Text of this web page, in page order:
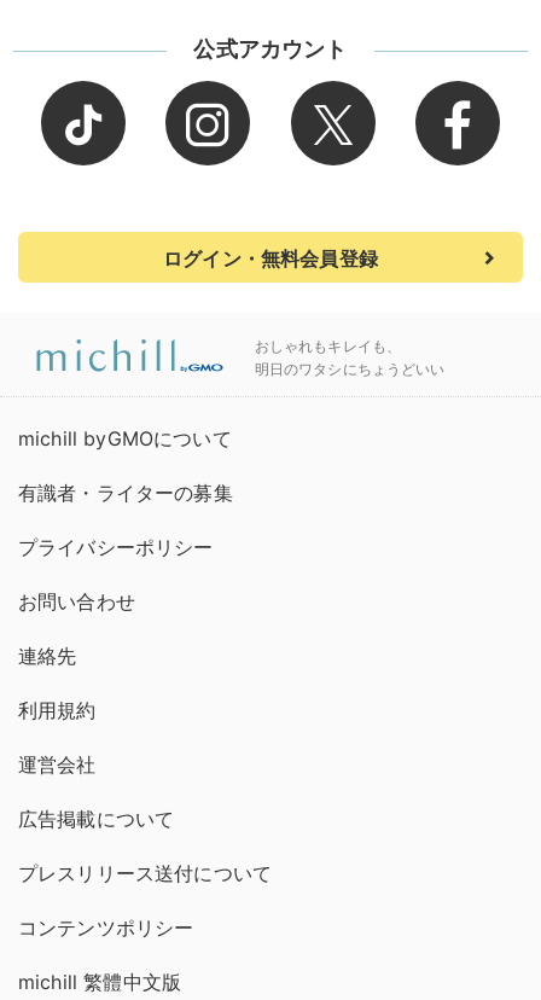
公式アカウント
ログイン・無料会員登録
おしゃれもキレイも、
明日のワタシにちょうどいい
michill byGMOについて
有識者・ライターの募集
プライバシーポリシー
お問い合わせ
連絡先
利用規約
運営会社
広告掲載について
プレスリリース送付について
コンテンツポリシー
michill 繁體中文版